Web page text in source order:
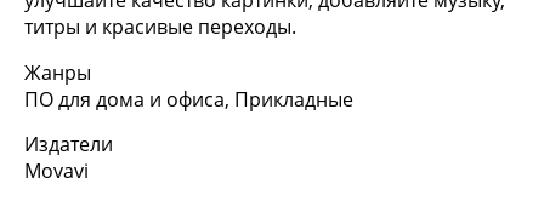
титры и красивые переходы.
Жанры
ПО для дома и офиса, Прикладные
Издатели
Movavi